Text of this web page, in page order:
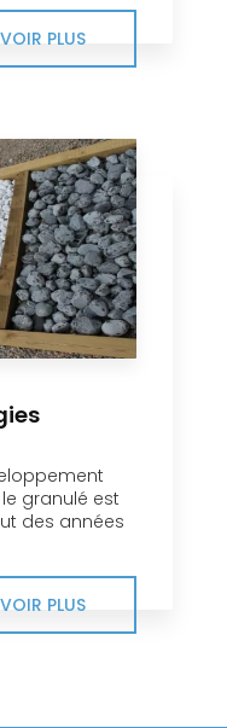
PLUS
granulé est
des années
PLUS